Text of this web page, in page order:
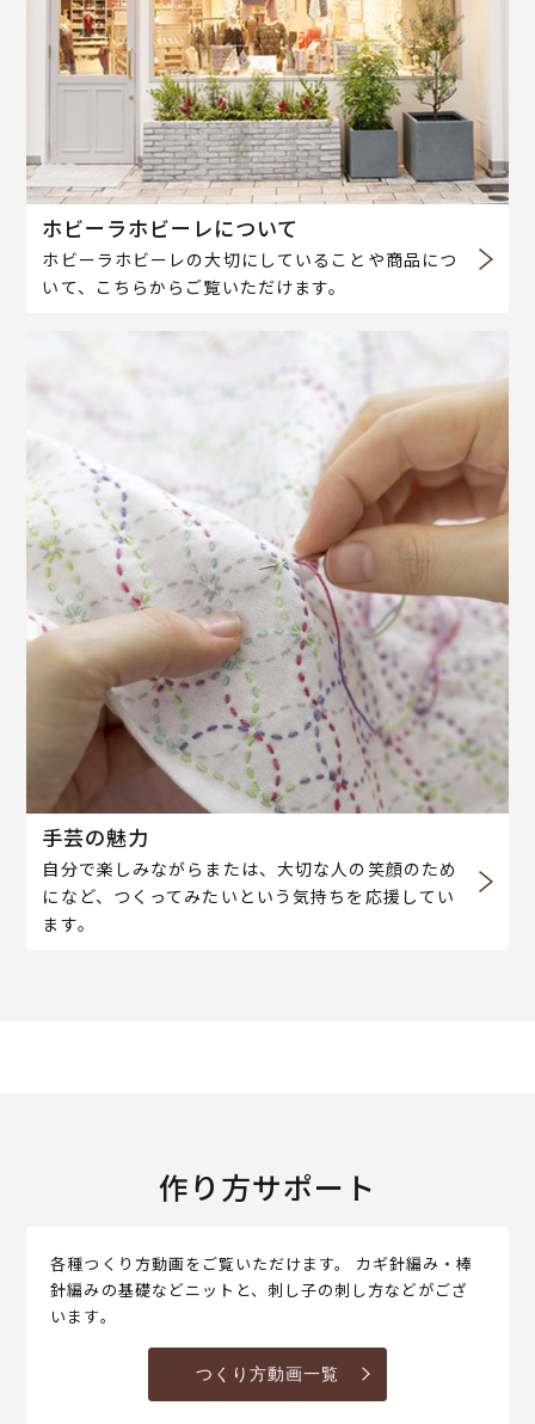
ホビーラホビーレについて
ホビーラホビーレの大切にしていることや商品につ
いて、こちらからご覧いただけます。
手芸の魅力
自分で楽しみながらまたは、大切な人の笑顔のため
になど、つくってみたいという気持ちを応援してい
ます。
作り方サポート
各種つくり方動画をご覧いただけます。 カギ針編み・棒
針編みの基礎などニットと、刺し子の刺し方などがござ
います。
つくり方動画一覧